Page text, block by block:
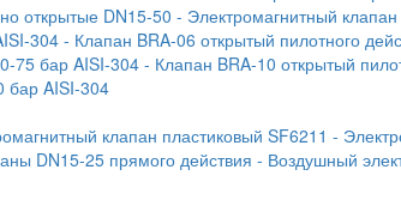
открытые DN15-50 - Электромагнитный
304 - Клапан BRA-06 открытый пилотного
75 бар AISI-304 - Клапан BRA-10 открытый
бар AISI-304
клапан пластиковый SF6211 -
DN15-25 прямого действия - Воздушный